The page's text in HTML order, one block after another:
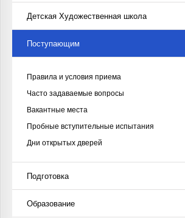
ЗАПИСЬ В ГРУППЫ ОТДЕЛЕНИЯ
ОБРАЗОВАНИЯ
ЗАПИСАТЬСЯ
Детская Художественная школа
Поступающим
Правила и условия приема
Часто задаваемые вопросы
Вакантные места
Пробные вступительные испытания
Дни открытых дверей
Подготовка
Образование